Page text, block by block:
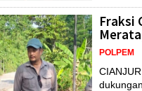
Fraksi
POLPEM